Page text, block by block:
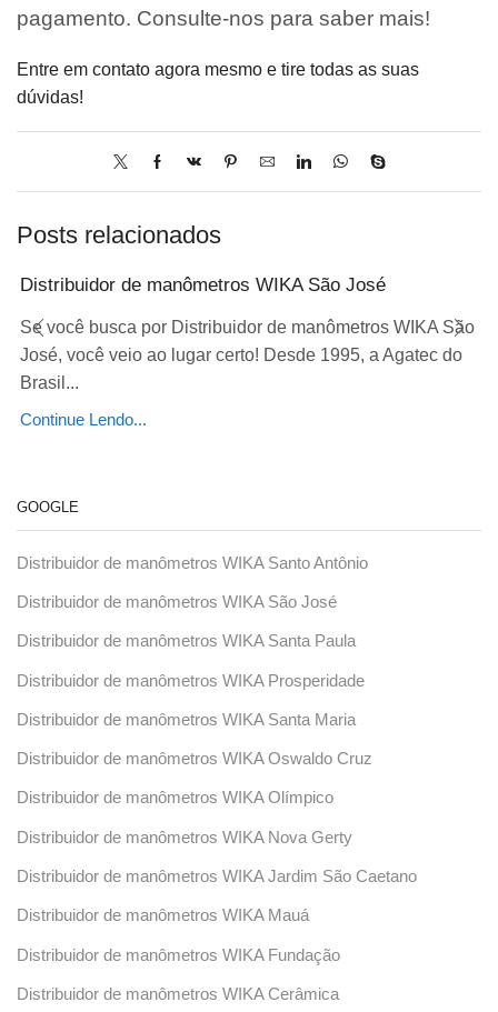
pagamento. Consulte-nos para saber mais!
Entre em contato agora mesmo e tire todas as suas
dúvidas!
Posts relacionados
Distribuidor de manômetros WIKA São José
Se você busca por Distribuidor de manômetros WIKA São
José, você veio ao lugar certo! Desde 1995, a Agatec do
Brasil...
Continue Lendo...
GOOGLE
Distribuidor de manômetros WIKA Santo Antônio
Distribuidor de manômetros WIKA São José
Distribuidor de manômetros WIKA Santa Paula
Distribuidor de manômetros WIKA Prosperidade
Distribuidor de manômetros WIKA Santa Maria
Distribuidor de manômetros WIKA Oswaldo Cruz
Distribuidor de manômetros WIKA Olímpico
Distribuidor de manômetros WIKA Nova Gerty
Distribuidor de manômetros WIKA Jardim São Caetano
Distribuidor de manômetros WIKA Mauá
Distribuidor de manômetros WIKA Fundação
Distribuidor de manômetros WIKA Cerâmica